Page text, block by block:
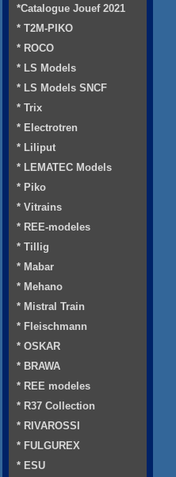
*Catalogue Jouef 2021
* T2M-PIKO
* ROCO
* LS Models
* LS Models SNCF
* Trix
* Electrotren
* Liliput
* LEMATEC Models
* Piko
* Vitrains
* REE-modeles
* Tillig
* Mabar
* Mehano
* Mistral Train
* Fleischmann
* OSKAR
* BRAWA
* REE modeles
* R37 Collection
* RIVAROSSI
* FULGUREX
* ESU